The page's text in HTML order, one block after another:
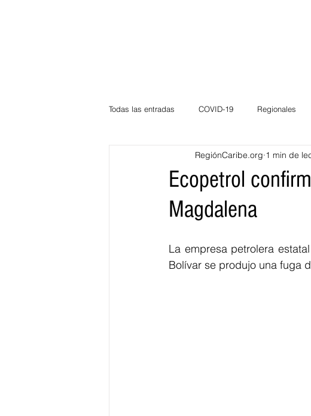
Todas las entradas COVID-19 Regionales
Atlántico La Guajira
Bloggeros Hermanos Mayores
Educación BID
Ecopetrol
Magdalena
RegiónCaribe.org 1 min de
La empresa petrolera
Bolívar se produjo una fuga